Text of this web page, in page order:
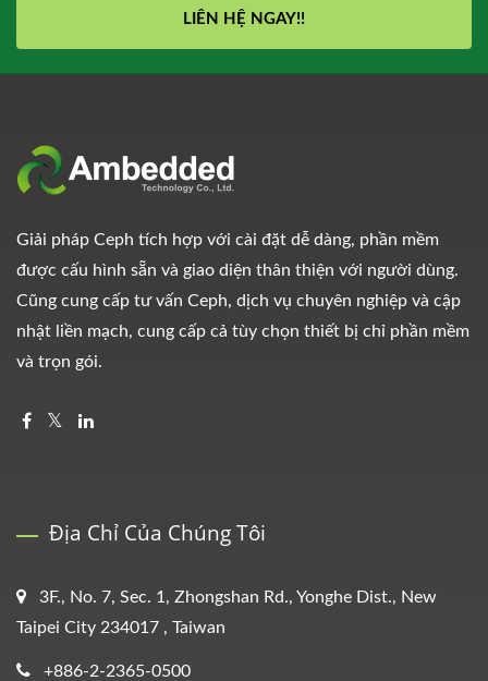
LIÊN HỆ NGAY!!
Giải pháp Ceph tích hợp với cài đặt dễ dàng, phần mềm
được cấu hình sẵn và giao diện thân thiện với người dùng.
Cũng cung cấp tư vấn Ceph, dịch vụ chuyên nghiệp và cập
nhật liền mạch, cung cấp cả tùy chọn thiết bị chỉ phần mềm
và trọn gói.
Địa Chỉ Của Chúng Tôi
3F., No. 7, Sec. 1, Zhongshan Rd., Yonghe Dist., New
Taipei City 234017 , Taiwan
+886-2-2365-0500